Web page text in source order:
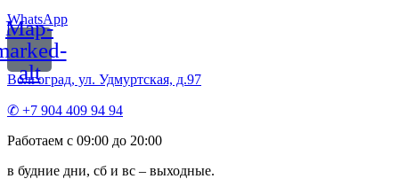
WhatsApp
Map-
alt
Волгоград, ул. Удмуртская, д.97
✆ +7 904 409 94 94
Работаем с 09:00 до 20:00
в будние дни, сб и вс – выходные.